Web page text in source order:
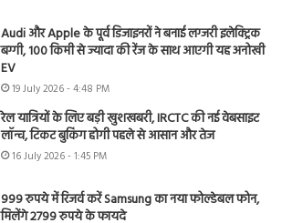
Audi और Apple के पूर्व डिजाइनरों ने बनाई लग्जरी इलेक्ट्रिक
बग्गी, 100 किमी से ज्यादा की रेंज के साथ आएगी यह अनोखी
EV
19 July 2026 - 4:48 PM
रेल यात्रियों के लिए बड़ी खुशखबरी, IRCTC की नई वेबसाइट
लॉन्च, टिकट बुकिंग होगी पहले से आसान और तेज
16 July 2026 - 1:45 PM
999 रुपये में रिजर्व करें Samsung का नया फोल्डेबल फोन,
मिलेंगे 2799 रुपये के फायदे